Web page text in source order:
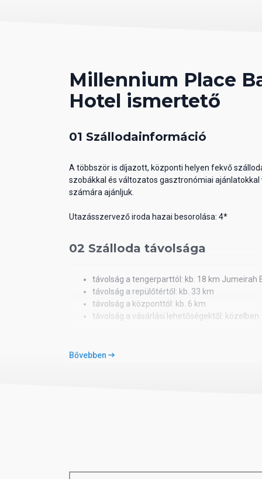
Millennium Place
Hotel ismertető
01 Szállodainformáció
A többször is díjazott, központi helyen fekvő
szobákkal és változatos gasztronómiai
számára ajánljuk.
Utazásszervező iroda hazai besorolása: 4*
02 Szálloda távolsága
távolság a tengerparttól: kb. 18 km Jumeirah
távolság a repülőtértől: kb. 33 km
távolság a központtól: kb. 6 km
távolság a vásárlási lehetőségektől: közelben
tea-/kávéfőző
Bővebben